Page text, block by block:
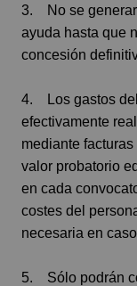
3. No se
ayuda hasta que
concesión
4. Los gastos
efectivamente
mediante
valor probatorio
en cada
costes del
necesaria en
5. Sólo podrán